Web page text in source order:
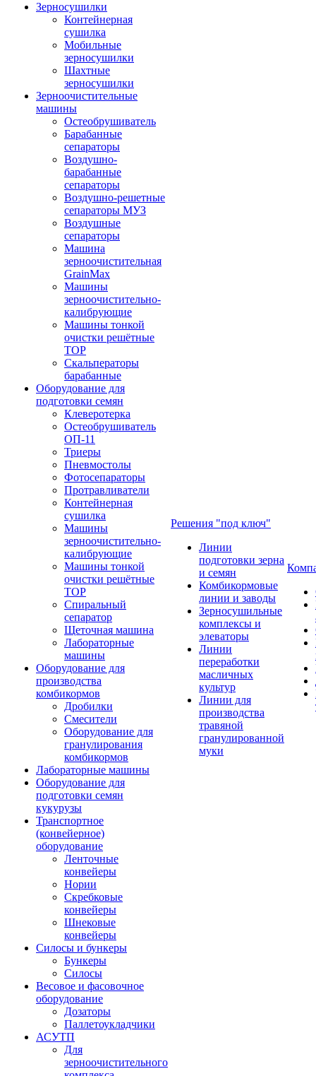
Зерносушилки
Контейнерная
сушилка
Мобильные
зерносушилки
Шахтные
зерносушилки
Зерноочистительные
машины
Остеобрушиватель
Барабанные
сепараторы
Воздушно-
барабанные
сепараторы
Воздушно-решетные
сепараторы МУЗ
Воздушные
сепараторы
Машина
зерноочистительная
GrainMax
Машины
зерноочистительно-
калибрующие
Машины тонкой
очистки решётные
ТОР
Скальператоры
барабанные
Оборудование для
подготовки семян
Клеверотерка
Остеобрушиватель
ОП-11
Триеры
Пневмостолы
Фотосепараторы
Протравливатели
Контейнерная
сушилка
Машины
зерноочистительно-
калибрующие
Машины тонкой
очистки решётные
ТОР
Спиральный
сепаратор
Щеточная машина
Лабораторные
машины
Оборудование для
производства
комбикормов
Дробилки
Смесители
Оборудование для
гранулирования
комбикормов
Лабораторные машины
Оборудование для
подготовки семян
кукурузы
Транспортное
(конвейерное)
оборудование
Ленточные
конвейеры
Нории
Скребковые
конвейеры
Шнековые
конвейеры
Силосы и бункеры
Бункеры
Силосы
Весовое и фасовочное
оборудование
Дозаторы
Паллетоукладчики
АСУТП
Для
зерноочистительного
Решения "под ключ"
Линии
подготовки зерна
и семян
Комбикормовые
линии и заводы
Зерносушильные
комплексы и
элеваторы
Линии
переработки
масличных
культур
Линии для
производства
травяной
гранулированной
муки